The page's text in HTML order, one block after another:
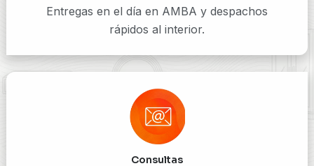
Entregas en el día en AMBA y despachos
rápidos al interior.
Consultas